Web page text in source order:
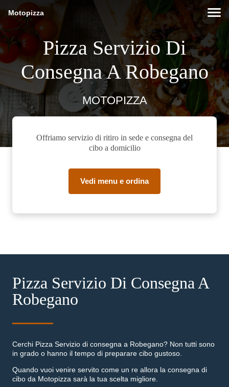
Motopizza
Pizza Servizio Di
Consegna A Robegano
MOTOPIZZA
Offriamo servizio di ritiro in sede e consegna del
cibo a domicilio
Vedi menu e ordina
Pizza Servizio Di Consegna A
Robegano
Cerchi Pizza Servizio di consegna a Robegano? Non tutti sono
in grado o hanno il tempo di preparare cibo gustoso.
Quando vuoi venire servito come un re allora la consegna di
cibo da Motopizza sarà la tua scelta migliore.